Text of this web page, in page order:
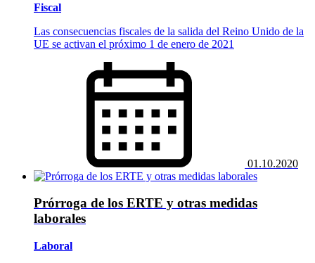
Fiscal
Las consecuencias fiscales de la salida del Reino Unido de la
UE se activan el próximo 1 de enero de 2021
01.10.2020
Prórroga de los ERTE y otras medidas
laborales
Laboral